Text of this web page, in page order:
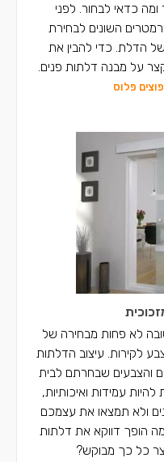
ומה כדאי לבחור. לפני
השונים לבחירת
של הדלת. כדי להבין את
על מבנה דלתות פנים.
פלוס
לא פחות מבחירה של
לקירות. עיצוב הדלתות
והצבעים שבחרתם לבית
עמידות ואיכותיות,
ולא תמצאו את עצמכם
הופך דווקא את דלתות
כל כך מבוקש?